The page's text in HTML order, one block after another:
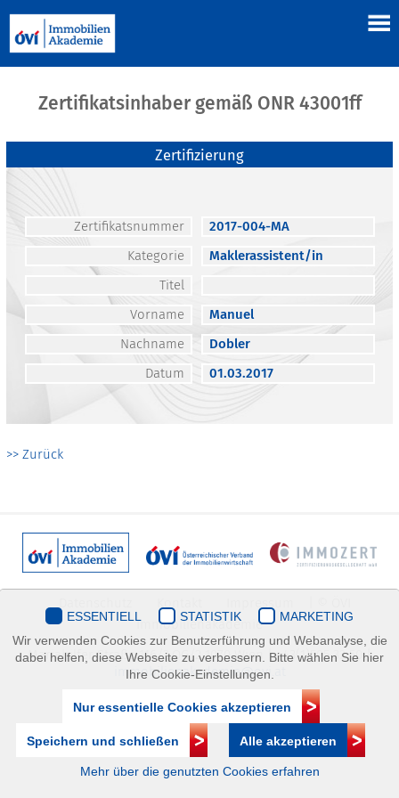
Zertifikatsinhaber gemäß ONR 43001ff
Zertifizierung
Zertifikatsnummer
2017-004-MA
Kategorie
Maklerassistent/in
Titel
Vorname
Manuel
Nachname
Dobler
Datum
01.03.2017
>> Zurück
Immobilienakademie
Mariahilfer Straße 116/2.OG/2 1070 Wien | +43(1)505 32 50 |
immobilienakademie@ovi.at
ESSENTIELL STATISTIK
MARKETING
Wir verwenden Cookies zur Benutzerführung und Webanalyse, die
dabei helfen, diese Webseite zu verbessern. Bitte wählen Sie hier
Ihre Cookie-Einstellungen.
Nur essentielle Cookies akzeptieren
Speichern und schließen Alle akzeptieren
Mehr über die genutzten Cookies erfahren